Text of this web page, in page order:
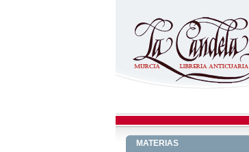
MATERIAS